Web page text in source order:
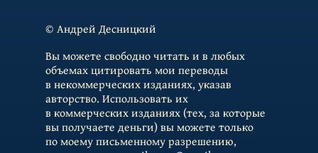
© Андрей Десницкий
Вы можете свободно читать и в любых
объемах цитировать мои переводы
в некоммерческих изданиях, указав
авторство. Использовать их
в коммерческих изданиях (тех, за которые
вы получаете деньги) вы можете только
по моему письменному разрешению,